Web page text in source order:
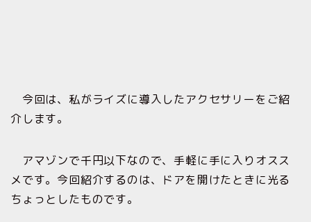
今回は、私がライズに導入したアクセサリーをご紹
介します。
アマゾンで千円以下なので、手軽に手に入りオスス
メです。今回紹介するのは、ドアを開けたときに光る
ちょっとしたものです。